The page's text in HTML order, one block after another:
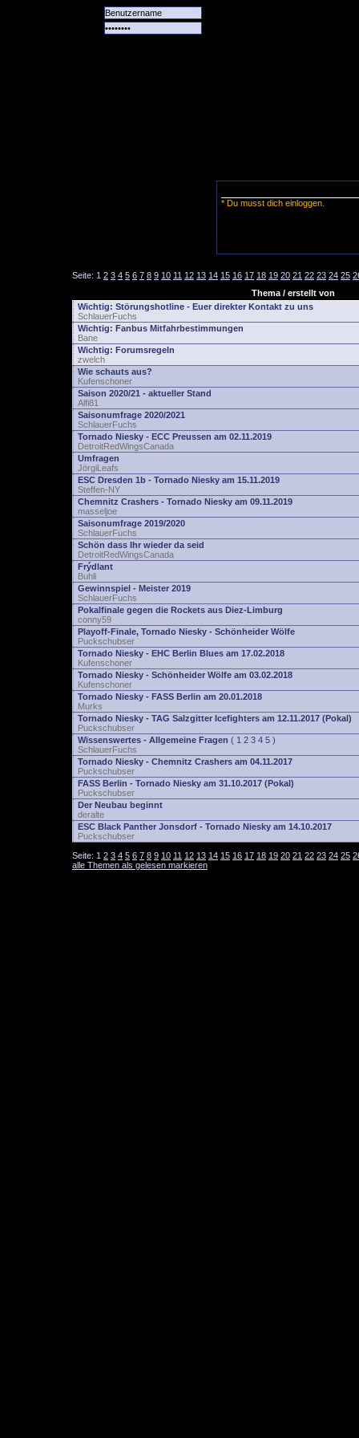
* Du musst dich einloggen.
Seite: 1 2 3 4 5 6 7 8 9 10 11 12 13 14 15 16 17 18 19 20 21 22 23 24 25
Thema / erstellt von
Wichtig: Störungshotline - Euer direkter Kontakt zu uns
SchlauerFuchs
Wichtig: Fanbus Mitfahrbestimmungen
Bane
Wichtig: Forumsregeln
zwelch
Wie schauts aus?
Kufenschoner
Saison 2020/21 - aktueller Stand
Alfi81
Saisonumfrage 2020/2021
SchlauerFuchs
Tornado Niesky - ECC Preussen am 02.11.2019
DetroitRedWingsCanada
Umfragen
JörgiLeafs
ESC Dresden 1b - Tornado Niesky am 15.11.2019
Steffen-NY
Chemnitz Crashers - Tornado Niesky am 09.11.2019
masseljoe
Saisonumfrage 2019/2020
SchlauerFuchs
Schön dass Ihr wieder da seid
DetroitRedWingsCanada
Frýdlant
Buhli
Gewinnspiel - Meister 2019
SchlauerFuchs
Pokalfinale gegen die Rockets aus Diez-Limburg
conny59
Playoff-Finale, Tornado Niesky - Schönheider Wölfe
Puckschubser
Tornado Niesky - EHC Berlin Blues am 17.02.2018
Kufenschoner
Tornado Niesky - Schönheider Wölfe am 03.02.2018
Kufenschoner
Tornado Niesky - FASS Berlin am 20.01.2018
Murks
Tornado Niesky - TAG Salzgitter Icefighters am 12.11.2017 (Pokal)
Puckschubser
Wissenswertes - Allgemeine Fragen ( 1 2 3 4 5 )
SchlauerFuchs
Tornado Niesky - Chemnitz Crashers am 04.11.2017
Puckschubser
FASS Berlin - Tornado Niesky am 31.10.2017 (Pokal)
Puckschubser
Der Neubau beginnt
deralte
ESC Black Panther Jonsdorf - Tornado Niesky am 14.10.2017
Puckschubser
Seite: 1 2 3 4 5 6 7 8 9 10 11 12 13 14 15 16 17 18 19 20 21 22 23 24 25
alle Themen als gelesen markieren